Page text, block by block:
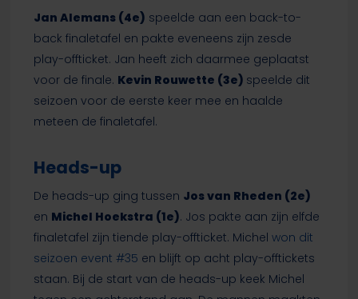
Jan Alemans (4e) speelde aan een back-to-
back finaletafel en pakte eveneens zijn zesde
play-offticket. Jan heeft zich daarmee geplaatst
voor de finale. Kevin Rouwette (3e) speelde dit
seizoen voor de eerste keer mee en haalde
meteen de finaletafel.
Heads-up
De heads-up ging tussen Jos van Rheden (2e)
en Michel Hoekstra (1e). Jos pakte aan zijn elfde
finaletafel zijn tiende play-offticket. Michel won dit
seizoen event #35 en blijft op acht play-offtickets
staan. Bij de start van de heads-up keek Michel